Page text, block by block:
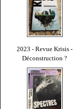
2023 - Revue Krisis -
Déconstruction ?